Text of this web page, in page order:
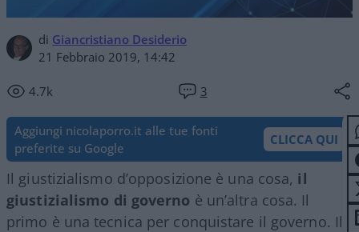
di Giancristiano Desiderio
21 Febbraio 2019, 14:42
4.7k 3
Aggiungi nicolaporro.it alle tue fonti
preferite su Google
CLICCA QUI
Il giustizialismo d’opposizione è una cosa, il
giustizialismo di governo è un’altra cosa. Il
primo è una tecnica per conquistare il governo. Il